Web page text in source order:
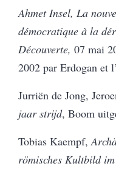
Ahmet Insel, La
démocratique à la
Découverte, 07 mai
2002 par Erdogan et
Jurriën de Jong,
jaar strijd, Boom
Tobias Kaempf,
römisches Kultbild